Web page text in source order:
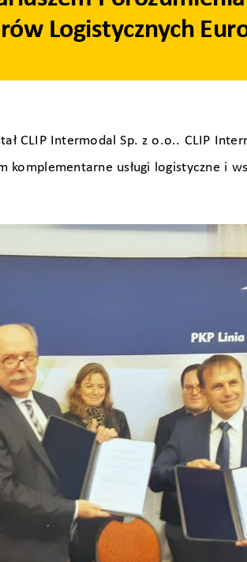
Logistycznych
CLIP Intermodal Sp. z o.o.. CLIP
usługi logistyczne i